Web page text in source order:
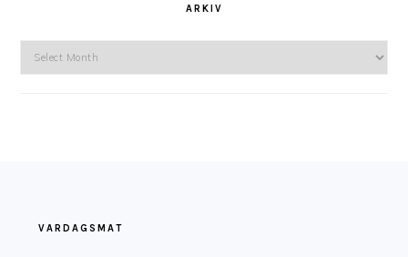
ARKIV
VARDAGSMAT